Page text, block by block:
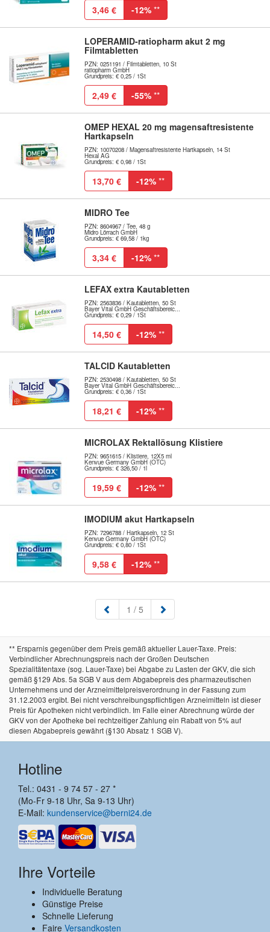
3,46 € -12% **
LOPERAMID-ratiopharm akut 2 mg
Filmtabletten
PZN: 0251191 / Filmtabletten, 10 St
ratiopharm GmbH
Grundpreis: € 0,25 / 1St
2,49 € -55% **
OMEP HEXAL 20 mg magensaftresistente
Hartkapseln
PZN: 10070208 / Magensaftresistente Hartkapseln, 14 St
Hexal AG
Grundpreis: € 0,98 / 1St
13,70 € -12% **
MIDRO Tee
PZN: 8604967 / Tee, 48 g
Midro Lörrach GmbH
Grundpreis: € 69,58 / 1kg
3,34 € -12% **
LEFAX extra Kautabletten
PZN: 2563836 / Kautabletten, 50 St
Bayer Vital GmbH Geschäftsbereic...
Grundpreis: € 0,29 / 1St
14,50 € -12% **
TALCID Kautabletten
PZN: 2530498 / Kautabletten, 50 St
Bayer Vital GmbH Geschäftsbereic...
Grundpreis: € 0,36 / 1St
18,21 € -12% **
MICROLAX Rektallösung Klistiere
PZN: 9651615 / Klistiere, 12X5 ml
Kenvue Germany GmbH (OTC)
Grundpreis: € 326,50 / 1l
19,59 € -12% **
IMODIUM akut Hartkapseln
PZN: 7296788 / Hartkapseln, 12 St
Kenvue Germany GmbH (OTC)
Grundpreis: € 0,80 / 1St
9,58 € -12% **
1 (aktuell)
/ 5
** Ersparnis gegenüber dem Preis gemäß aktueller Lauer-Taxe. Preis:
Verbindlicher Abrechnungspreis nach der Großen Deutschen
Spezialitätentaxe (sog. Lauer-Taxe) bei Abgabe zu Lasten der GKV, die sich
gemäß §129 Abs. 5a SGB V aus dem Abgabepreis des pharmazeutischen
Unternehmens und der Arzneimittelpreisverordnung in der Fassung zum
31.12.2003 ergibt. Bei nicht verschreibungspflichtigen Arzneimitteln ist dieser
Preis für Apotheken nicht verbindlich. Im Falle einer Abrechnung würde der
GKV von der Apotheke bei rechtzeitiger Zahlung ein Rabatt von 5% auf
diesen Abgabepreis gewährt (§130 Absatz 1 SGB V).
Hotline
Tel.: 0431 - 9 74 57 - 27 *
(Mo-Fr 9-18 Uhr, Sa 9-13 Uhr)
E-Mail: kundenservice@berni24.de
Ihre Vorteile
Individuelle Beratung
Günstige Preise
Schnelle Lieferung
Faire Versandkosten